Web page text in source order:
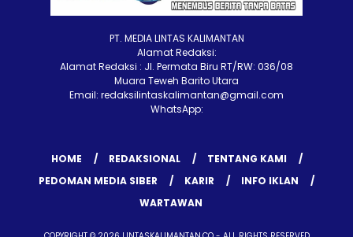
PT. MEDIA LINTAS KALIMANTAN
Alamat Redaksi:
Alamat Redaksi : Jl. Permata Biru RT/RW: 036/08
Muara Teweh Barito Utara
Email: redaksilintaskalimantan@gmail.com
WhatsApp:
HOME REDAKSIONAL
TENTANG KAMI
PEDOMAN MEDIA SIBER
KARIR
INFO IKLAN
WARTAWAN